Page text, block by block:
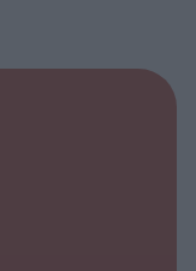
cerimonia.
truccabimbi,
magia,
bolle di